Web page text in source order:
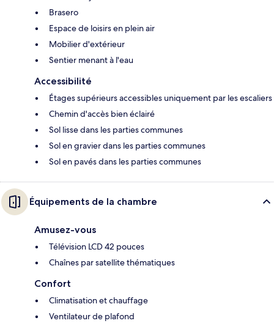
Brasero
Espace de loisirs en plein air
Mobilier d'extérieur
Sentier menant à l'eau
Accessibilité
Étages supérieurs accessibles uniquement par les escaliers
Chemin d'accès bien éclairé
Sol lisse dans les parties communes
Sol en gravier dans les parties communes
Sol en pavés dans les parties communes
Équipements de la chambre
Amusez-vous
Télévision LCD 42 pouces
Chaînes par satellite thématiques
Confort
Climatisation et chauffage
Ventilateur de plafond